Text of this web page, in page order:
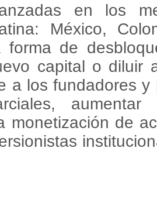
en los
México,
forma de
capital o diluir
a los fundadores
monetización de